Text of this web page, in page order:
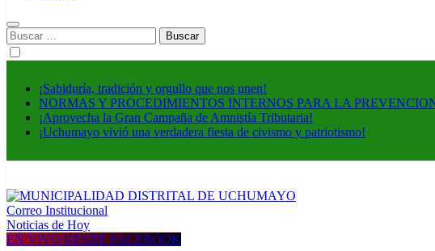
Buscar:
¡Sabiduría, tradición y orgullo que nos unen!
NORMAS Y PROCEDIMIENTOS INTERNOS PARA LA
¡Aprovecha la Gran Campaña de Amnistía Tributaria!
¡Uchumayo vivió una verdadera fiesta de civismo y patriotismo!
MUNICIPALIDAD DISTRITAL DE UCHUMAYO
Construyendo una nueva Historia
Correo Institucional
Noticias de Hoy
EN VIVO DESDE FACEBOOK